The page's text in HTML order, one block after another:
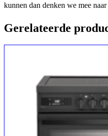
kunnen dan denken we mee
Gerelateerde